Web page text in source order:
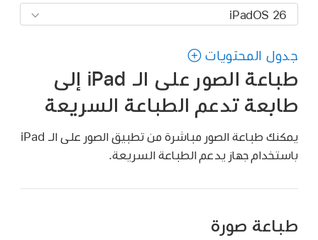
جدول المحتويات
طباعة الصور على الـ iPad إلى
طابعة تدعم الطباعة السريعة
يمكنك طباعة الصور مباشرة من تطبيق الصور على الـ iPad
باستخدام جهاز يدعم الطباعة السريعة.
طباعة صورة